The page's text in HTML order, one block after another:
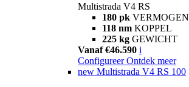
Multistrada V4 RS
180 pk VERMOGEN
118 nm KOPPEL
225 kg GEWICHT
Vanaf €46.590 i
Configureer Ontdek meer
new Multistrada V4 RS 100